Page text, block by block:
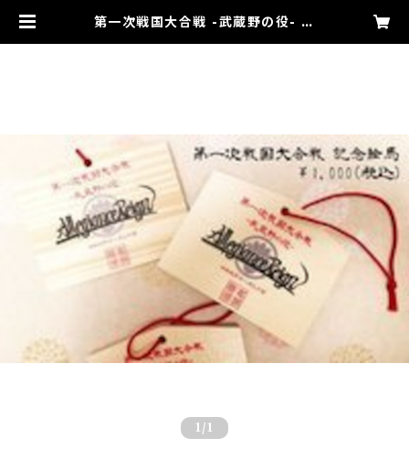
第一次戦国大合戦 -武蔵野の役- 記
1 /1